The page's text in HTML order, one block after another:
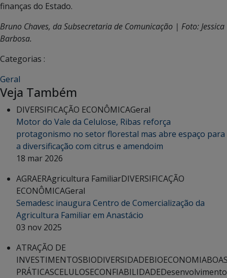
finanças do Estado.
Bruno Chaves, da Subsecretaria de Comunicação | Foto: Jessica
Barbosa.
Categorias :
Geral
Veja Também
DIVERSIFICAÇÃO ECONÔMICAGeral
Motor do Vale da Celulose, Ribas reforça
protagonismo no setor florestal mas abre espaço para
a diversificação com citrus e amendoim
18 mar 2026
AGRAERAgricultura FamiliarDIVERSIFICAÇÃO
ECONÔMICAGeral
Semadesc inaugura Centro de Comercialização da
Agricultura Familiar em Anastácio
03 nov 2025
ATRAÇÃO DE
INVESTIMENTOSBIODIVERSIDADEBIOECONOMIA
PRÁTICASCELULOSECONFIABILIDADEDesenvolvimento